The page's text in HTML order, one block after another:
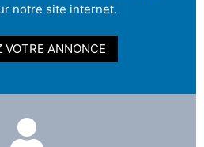
notre site internet.
VOTRE ANNONCE